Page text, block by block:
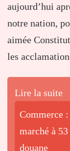
aujourd’hui
notre nation,
aimée
les
Lire la suite
Commerce
marché à
douane